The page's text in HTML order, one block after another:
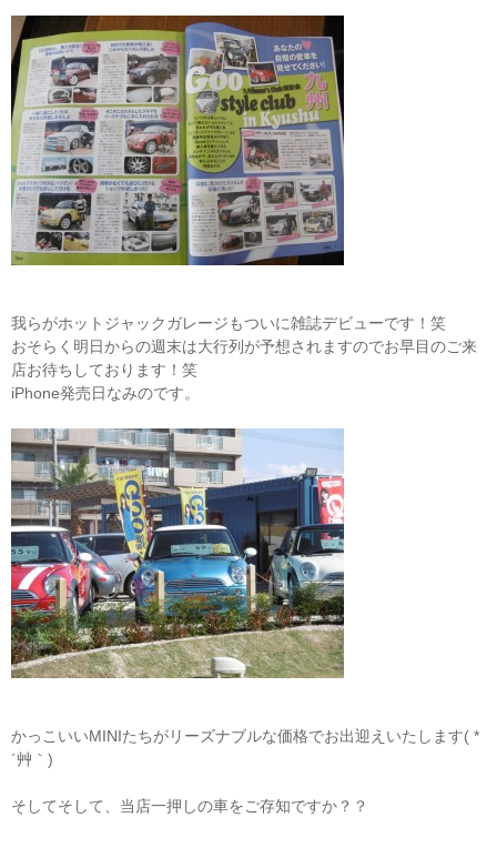
我らがホットジャックガレージもついに雑誌デビューです！笑
おそらく明日からの週末は大行列が予想されますのでお早目のご来
店お待ちしております！笑
iPhone発売日なみのです。
かっこいいMINIたちがリーズナブルな価格でお出迎えいたします( *
´艸｀)
そしてそして、当店一押しの車をご存知ですか？？